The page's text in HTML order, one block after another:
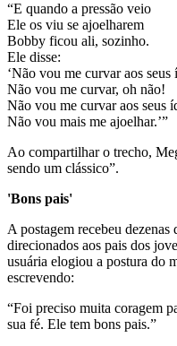
“E quando a pressão veio
Ele os viu se ajoelharem
Bobby ficou ali, sozinho.
Ele disse:
‘Não vou me curvar aos seus
Não vou me curvar, oh não!
Não vou me curvar aos seus
Não vou mais me ajoelhar.’”
Ao compartilhar o trecho,
sendo um clássico”.
'Bons pais'
A postagem recebeu
direcionados aos pais dos
usuária elogiou a postura do
escrevendo:
“Foi preciso muita coragem
sua fé. Ele tem bons pais.”